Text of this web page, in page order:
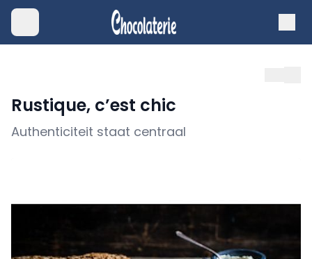
Rustique, c’est chic
Authenticiteit staat centraal